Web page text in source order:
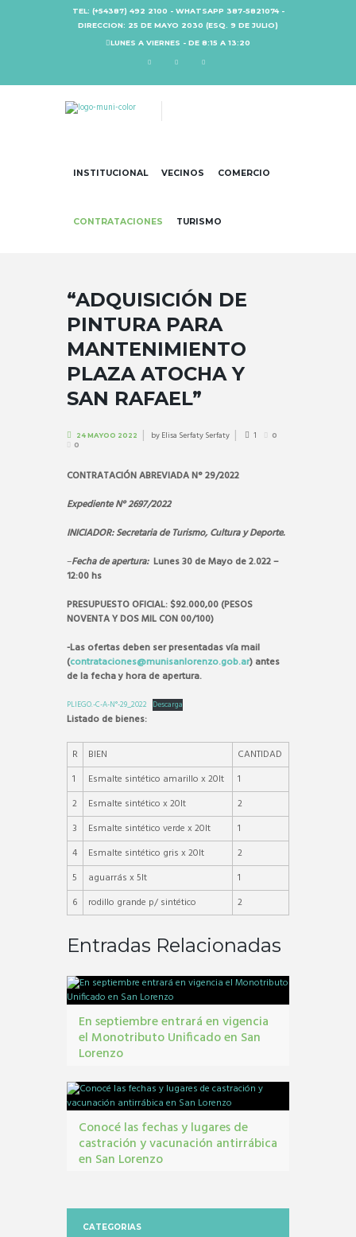
TEL: (+54387) 492 2100 - WHATSAPP 387-5821074 -
DIRECCION: 25 DE MAYO 2030 (ESQ. 9 DE JULIO)
LUNES A VIERNES - DE 8:15 A 13:20
INSTITUCIONAL VECINOS COMERCIO
CONTRATACIONES TURISMO
“ADQUISICIÓN DE
PINTURA PARA
MANTENIMIENTO
PLAZA ATOCHA Y
SAN RAFAEL”
24 MAYOO 2022 byElisa Serfaty Serfaty 1
0
0
CONTRATACIÓN ABREVIADA N° 29/2022
Expediente N° 2697/2022
INICIADOR: Secretaria de Turismo, Cultura y Deporte.
–Fecha de apertura:Lunes 30 de Mayo de 2.022 –
12:00 hs
PRESUPUESTO OFICIAL: $92.000,00 (PESOS
NOVENTA Y DOS MIL CON 00/100)
-Las ofertas deben ser presentadas vía mail
(contrataciones@munisanlorenzo.gob.ar) antes
de la fecha y hora de apertura.
PLIEGO.-C-A-N°-29_2022 Descarga
Listado de bienes:
R BIEN
CANTIDAD
1
Esmalte sintético amarillo x 20lt
1
2
Esmalte sintético x 20lt
2
3
Esmalte sintético verde x 20lt
1
4
Esmalte sintético gris x 20lt
2
5
aguarrás x 5lt
1
6
rodillo grande p/ sintético 2
Entradas Relacionadas
En septiembre entrará en vigencia
el Monotributo Unificado en San
Lorenzo
Unificado
Conocé las fechas y lugares de
castración y vacunación antirrábica
en San Lorenzo
CATEGORIAS